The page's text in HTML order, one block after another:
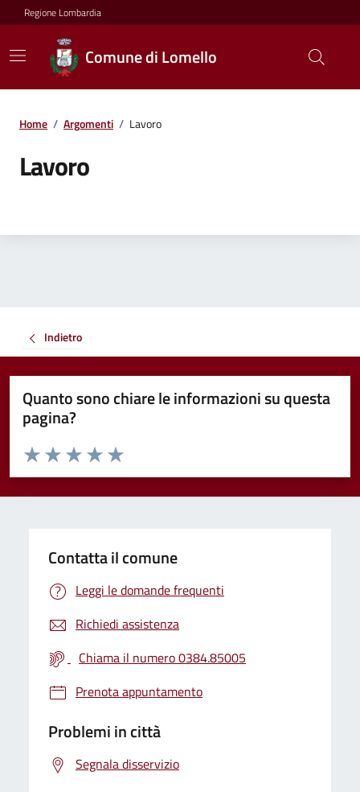
Regione Lombardia
Comune di Lomello
Home / Argomenti / Lavoro
Lavoro
Indietro
Quanto sono chiare le informazioni su questa
pagina?
Valuta da 1 a 5 stelle la pagina
Valuta 5 stelle su 5
Valuta 4 stelle su 5
Valuta 3 stelle su 5
Valuta 2 stelle su 5
Valuta 1 stelle su 5
Contatta il comune
Leggi le domande frequenti
Richiedi assistenza
Chiama il numero 0384.85005
Prenota appuntamento
Problemi in città
Segnala disservizio